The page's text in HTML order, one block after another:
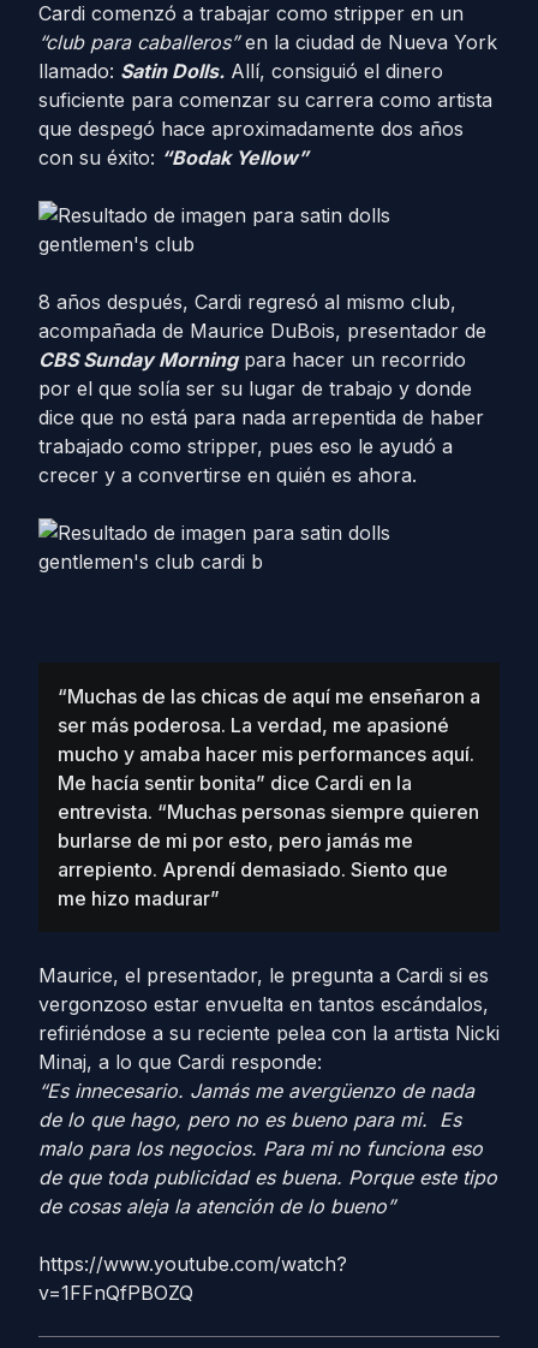
Cardi comenzó a trabajar como stripper en un
“club para caballeros”en la ciudad de Nueva York
llamado: Satin Dolls. Allí, consiguió el dinero
suficiente para comenzar su carrera como artista
que despegó hace aproximadamente dos años
con su éxito: “Bodak Yellow”
8 años después, Cardi regresó al mismo club,
acompañada de Maurice DuBois, presentador de
CBS Sunday Morningpara hacer un recorrido
por el que solía ser su lugar de trabajo y donde
dice que no está para nada arrepentida de haber
trabajado como stripper, pues eso le ayudó a
crecer y a convertirse en quién es ahora.
“Muchas de las chicas de aquí me enseñaron a
ser más poderosa. La verdad, me apasioné
mucho y amaba hacer mis performances aquí.
Me hacía sentir bonita” dice Cardi en la
entrevista. “Muchas personas siempre quieren
burlarse de mi por esto, pero jamás me
arrepiento. Aprendí demasiado. Siento que
me hizo madurar”
Maurice, el presentador, le pregunta a Cardi si es
vergonzoso estar envuelta en tantos escándalos,
refiriéndose a su reciente pelea con la artista Nicki
Minaj, a lo que Cardi responde:
“Es innecesario. Jamás me avergüenzo de nada
de lo que hago, pero no es bueno para mi. Es
malo para los negocios. Para mi no funciona eso
de que toda publicidad es buena. Porque este tipo
de cosas aleja la atención de lo bueno”
https://www.youtube.com/watch?
v=1FFnQfPBOZQ